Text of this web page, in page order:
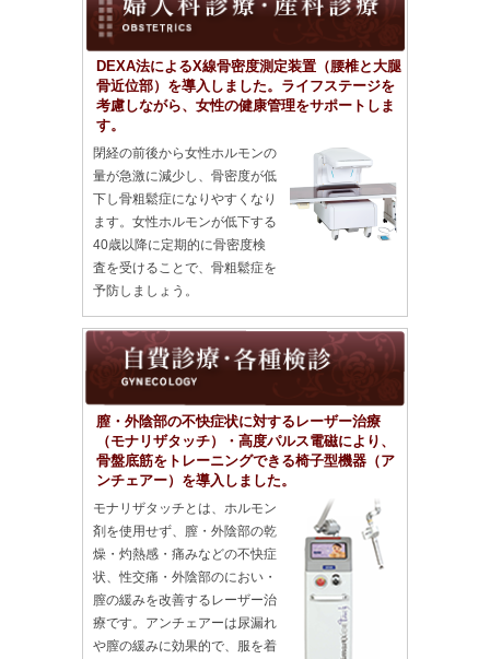
DEXA法によるX線骨密度測定装置（腰椎と大腿
骨近位部）を導入しました。ライフステージを
考慮しながら、女性の健康管理をサポートしま
す。
閉経の前後から女性ホルモンの
量が急激に減少し、骨密度が低
下し骨粗鬆症になりやすくなり
ます。女性ホルモンが低下する
40歳以降に定期的に骨密度検
査を受けることで、骨粗鬆症を
予防しましょう。
膣・外陰部の不快症状に対するレーザー治療
（モナリザタッチ）・高度パルス電磁により、
骨盤底筋をトレーニングできる椅子型機器（ア
ンチェアー）を導入しました。
モナリザタッチとは、ホルモン
剤を使用せず、膣・外陰部の乾
燥・灼熱感・痛みなどの不快症
状、性交痛・外陰部のにおい・
膣の緩みを改善するレーザー治
療です。アンチェアーは尿漏れ
や膣の緩みに効果的で、服を着